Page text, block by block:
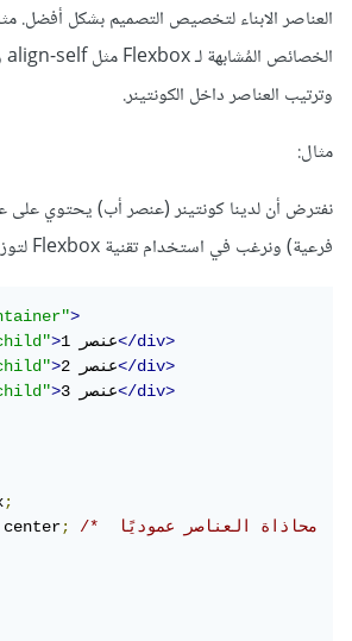
العناصر الابناء لتخصيص التصميم بشكل أفضل.
وترتيب العناصر داخل الكونتينر.
مثال:
نفترض أن لدينا كونتينر (عنصر أب) يحتوي على
فرعية) ونرغب في استخدام تقنية Flexbox لتوزيعها وتنسيقها:
>
> عنصر 1</div>
> عنصر 2</div>
> عنصر 3</div>
;
center;
/* محاذاة العناصر عموديًا